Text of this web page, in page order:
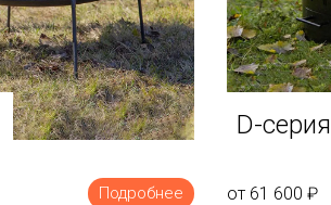
Подробнее
D-серия
от 61 600 ₽